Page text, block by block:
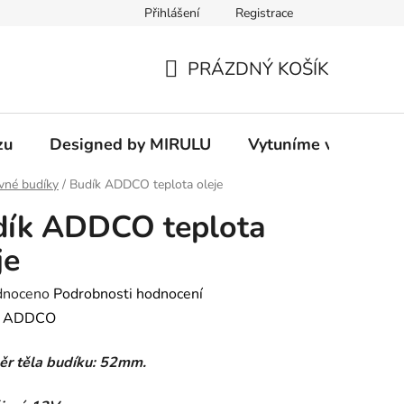
Přihlášení Registrace
KOŠÍK
PRÁZDNÝ KOŠÍK
Designed by MIRULU Vytuníme vám
budíky / Budík ADDCO teplota oleje
ADDCO teplota
Podrobnosti hodnocení
ADDCO
těla budíku: 52mm.